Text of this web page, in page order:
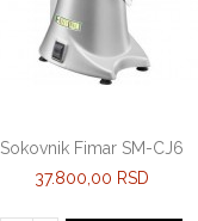
Sokovnik Fimar SM-CJ6
37.800,00 RSD